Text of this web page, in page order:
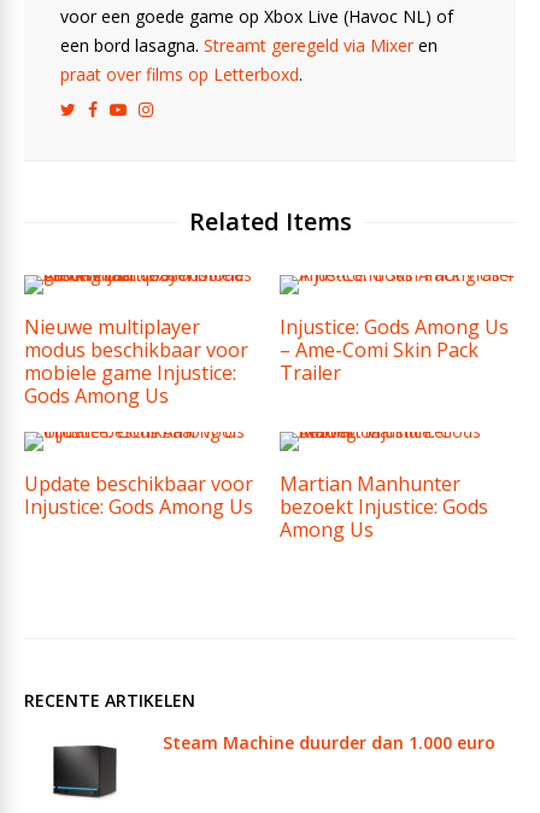
voor een goede game op Xbox Live (Havoc NL) of
een bord lasagna. Streamt geregeld via Mixeren
praat over films op Letterboxd.
Related Items
Nieuwe multiplayer
modus beschikbaar voor
mobiele game Injustice:
Gods Among Us
Injustice: Gods Among Us
– Ame-Comi Skin Pack
Trailer
Update beschikbaar voor
Injustice: Gods Among Us
Martian Manhunter
bezoekt Injustice: Gods
Among Us
RECENTE ARTIKELEN
Steam Machine duurder dan 1.000 euro